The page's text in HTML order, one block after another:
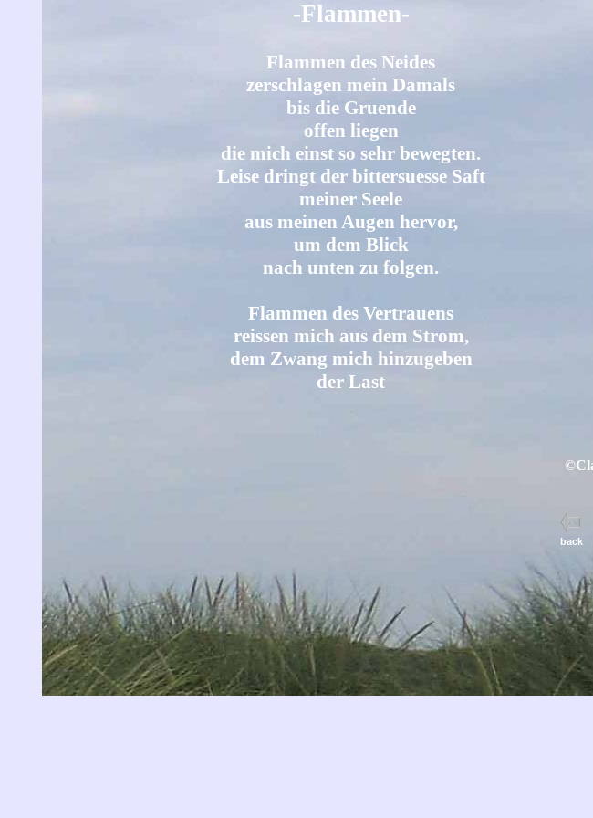
-Flammen-
Flammen des Neides
zerschlagen mein Damals
bis die Gruende
offen liegen
die mich einst so sehr bewegten.
Leise dringt der bittersuesse Saft
meiner Seele
aus meinen Augen hervor,
um dem Blick
nach unten zu folgen.
Flammen des Vertrauens
reissen mich aus dem Strom,
dem Zwang mich hinzugeben
der Last
back